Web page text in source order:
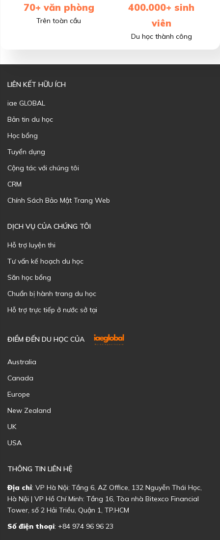
70+ văn phòng
Trên toàn cầu
400.000+ sinh
viên
Du học thành công
LIÊN KẾT HỮU ÍCH
iae GLOBAL
Bản tin du học
Học bổng
Tuyển dụng
Cộng tác với chúng tôi
CRM
Chính Sách Bảo Mật Trang Web
DỊCH VỤ CỦA CHÚNG TÔI
Hỗ trợ luyện thi
Tư vấn kế hoạch du học
Săn học bổng
Chuẩn bị hành trang du học
Hỗ trợ trực tiếp ở nước sở tại
ĐIỂM ĐẾN DU HỌC CỦA
Australia
Canada
Europe
New Zealand
UK
USA
THÔNG TIN LIÊN HỆ
Địa chỉ: VP Hà Nội: Tầng 6, AZ Office, 132 Nguyễn Thái Học,
Hà Nội | VP Hồ Chí Minh: Tầng 16, Tòa nhà Bitexco Financial
Tower, số 2 Hải Triều, Quận 1, TP.HCM
Số điện thoại: +84 974 96 96 23